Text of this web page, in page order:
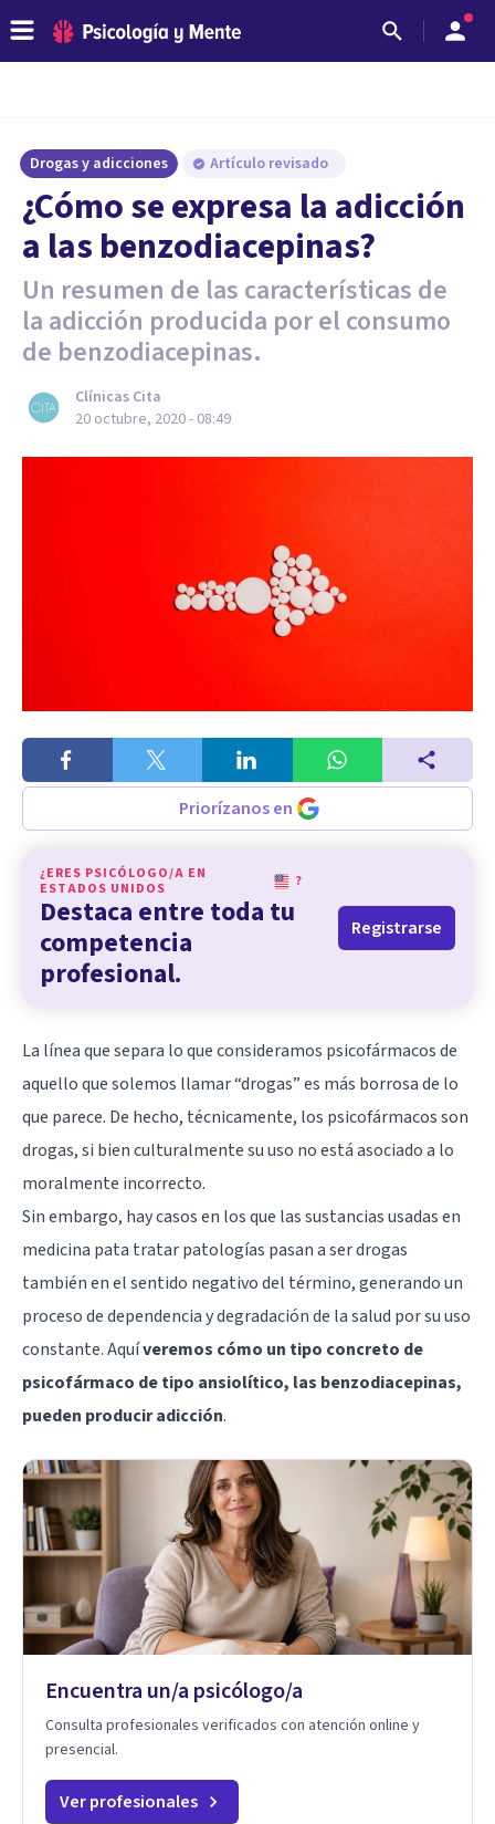
Drogas y adicciones Artículo revisado
¿Cómo se expresa la adicción
a las benzodiacepinas?
Un resumen de las características de
la adicción producida por el consumo
de benzodiacepinas.
Clínicas Cita
20 octubre, 2020 - 08:49
Priorízanos en
¿ERES PSICÓLOGO/A EN
ESTADOS UNIDOS
?
Destaca entre toda tu
competencia
profesional.
Registrarse
La línea que separa lo que consideramos psicofármacos de
aquello que solemos llamar “drogas” es más borrosa de lo
que parece. De hecho, técnicamente, los psicofármacos son
drogas, si bien culturalmente su uso no está asociado a lo
moralmente incorrecto.
Sin embargo, hay casos en los que las sustancias usadas en
medicina pata tratar patologías pasan a ser drogas
también en el sentido negativo del término, generando un
proceso de dependencia y degradación de la salud por su uso
constante. Aquíveremos cómo un tipo concreto de
psicofármaco de tipo ansiolítico, las benzodiacepinas,
pueden producir adicción.
Encuentra un/a psicólogo/a
Consulta profesionales verificados con atención online y
presencial.
Ver profesionales